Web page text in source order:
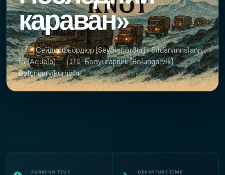
караван»
🇮🇸 Сейдисфьордюр [Seyðisfjörður] - Sildarvinnslann
fn (Aquela) → 🇮🇸 Болунгарвик [Bolungarvík] -
Bolungarvíkurhöfn
PARKING TIME DEPARTURE TIME